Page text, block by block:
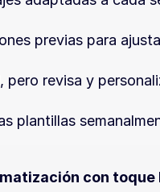
previas para
pero revisa y
plantillas
con toque